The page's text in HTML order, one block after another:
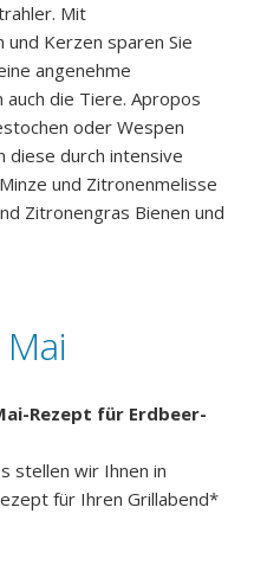
Mit
Kerzen sparen Sie
angenehme
die Tiere. Apropos
oder Wespen
diese durch intensive
und Zitronenmelisse
Zitronengras Bienen und
Rezept für Erdbeer-
stellen wir Ihnen in
für Ihren Grillabend*